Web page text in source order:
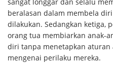
beralasan dalam membela
dilakukan. Sedangkan ketiga,
orang tua membiarkan anak-
diri tanpa menetapkan aturan
mengenai perilaku mereka.